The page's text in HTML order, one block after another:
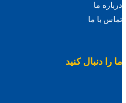
درباره ما
تماس با ما
ما را دنبال کنید